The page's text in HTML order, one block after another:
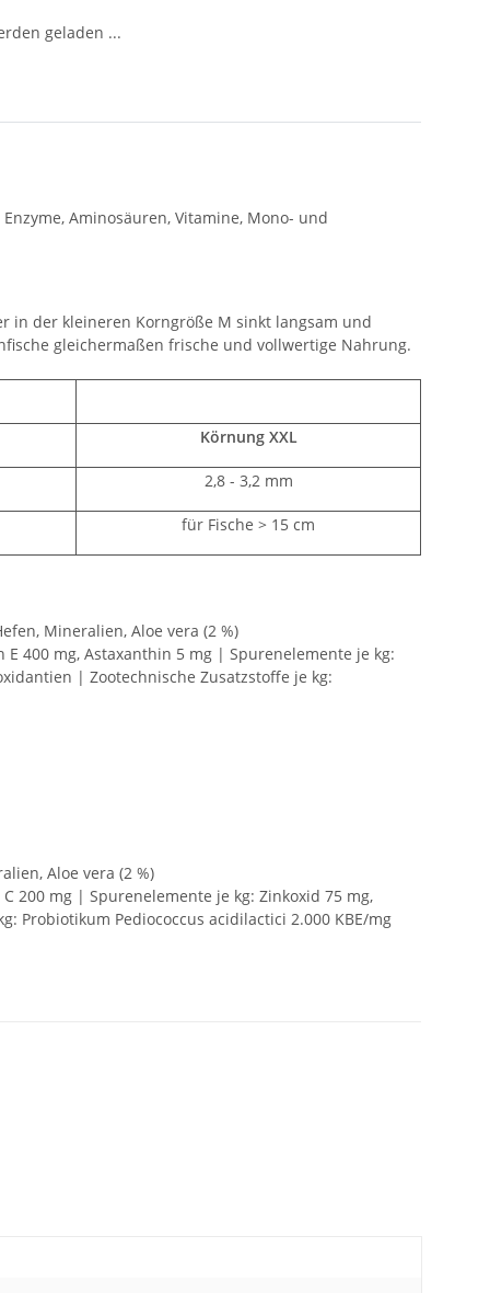
geladen ...
Aminosäuren, Vitamine, Mono- und
in der kleineren Korngröße M sinkt langsam und
gleichermaßen frische und vollwertige Nahrung.
Körnung XXL
2,8 - 3,2 mm
für Fische > 15 cm
Mineralien, Aloe vera (2 %)
E 400 mg, Astaxanthin 5 mg | Spurenelemente je kg:
| Zootechnische Zusatzstoffe je kg:
Aloe vera (2 %)
200 mg | Spurenelemente je kg: Zinkoxid 75 mg,
Probiotikum Pediococcus acidilactici 2.000 KBE/mg